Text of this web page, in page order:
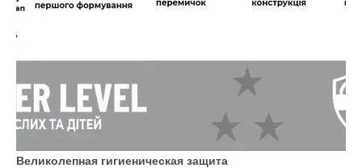
Великолепная гигиеническая защита